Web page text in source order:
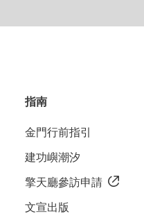
指南
金門行前指引
建功嶼潮汐
擎天廳參訪申請
文宣出版